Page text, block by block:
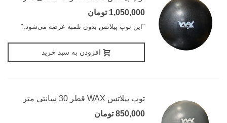
1,050,000 تومان
"این توپ پیلاتس بدون تلمبه عرضه می‌شود."
افزودن به سبد خرید
توپ پیلاتس WAX قطر 30 سانتی متر
850,000 تومان